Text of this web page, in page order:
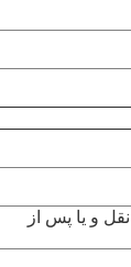
و یا پس از